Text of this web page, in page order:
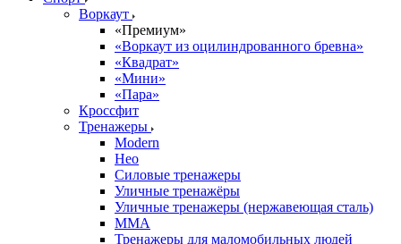
Воркаут
«Премиум»
«Воркаут из оцилиндрованного бревна»
«Квадрат»
«Мини»
«Пара»
Кроссфит
Тренажеры
Modern
Нео
Силовые тренажеры
Уличные тренажёры
Уличные тренажеры (нержавеющая сталь)
ММА
Тренажеры для маломобильных людей